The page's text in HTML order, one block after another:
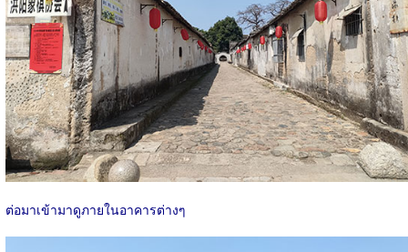
ต่อมาเข้ามาดูภายในอาคารต่างๆ